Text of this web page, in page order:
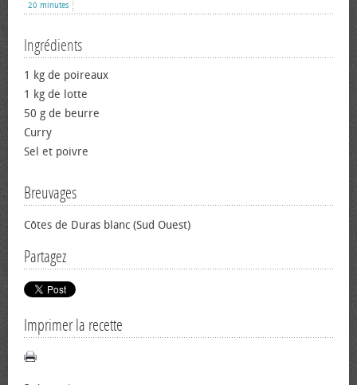
20 minutes
Ingrédients
1 kg de poireaux
1 kg de lotte
50 g de beurre
Curry
Sel et poivre
Breuvages
Côtes de Duras blanc (Sud Ouest)
Partagez
Imprimer la recette